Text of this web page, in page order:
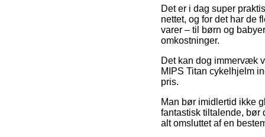
Det er i dag super
nettet, og for det har de
varer – til børn og
omkostninger.
Det kan dog immervæk
MIPS Titan cykelhjelm
pris.
Man bør imidlertid ikke
fantastisk tiltalende, bør
alt omsluttet af en